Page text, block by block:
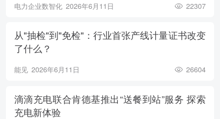
电力企业数智化 2026年6月11日 22307
从"抽检"到"免检"：行业首张产线计量证书改变
了什么？
能见 2026年6月11日 26604
滴滴充电联合肯德基推出“送餐到站”服务 探索
充电新体验